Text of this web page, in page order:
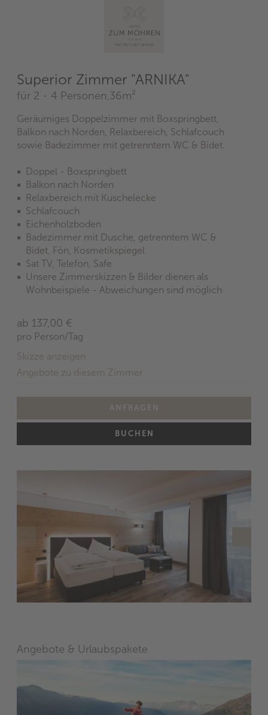
Superior Zimmer "ARNIKA"
für 2 - 4 Personen,36m²
Geräumiges Doppelzimmer mit Boxspringbett,
Balkon nach Norden, Relaxbereich, Schlafcouch
sowie Badezimmer mit getrenntem WC & Bidet.
Doppel - Boxspringbett
Balkon nach Norden
Relaxbereich mit Kuschelecke
Schlafcouch
Eichenholzboden
Badezimmer mit Dusche, getrenntem WC &
Bidet‚ Fön, Kosmetikspiegel
Sat TV, Telefon, Safe
Unsere Zimmerskizzen & Bilder dienen als
Wohnbeispiele - Abweichungen sind möglich
ab 137,00 €
pro Person/Tag
Skizze anzeigen
Angebote zu diesem Zimmer
ANFRAGEN
BUCHEN
Angebote & Urlaubspakete